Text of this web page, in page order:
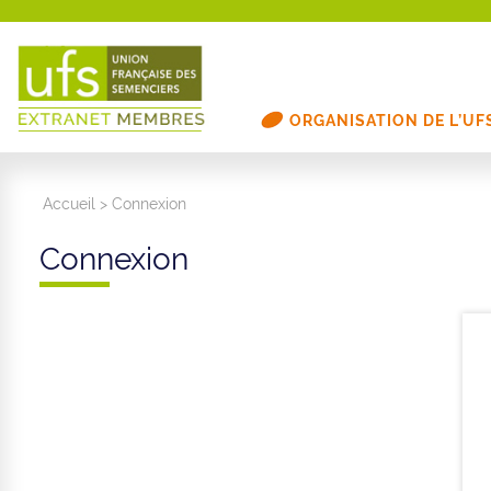
ORGANISATION DE
Accueil >Connexion
Connexion